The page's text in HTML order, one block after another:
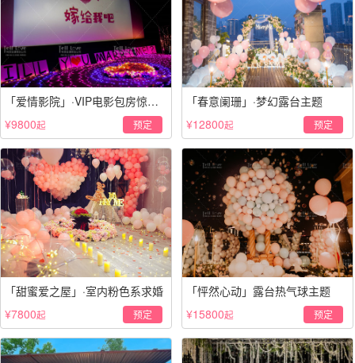
「爱情影院」·VIP电影包房惊喜
套餐
¥9800起 预定
「春意阑珊」·梦幻露台主题
¥12800起 预定
「甜蜜爱之屋」·室内粉色系求婚
¥7800起 预定
「怦然心动」露台热气球主题
¥15800起 预定